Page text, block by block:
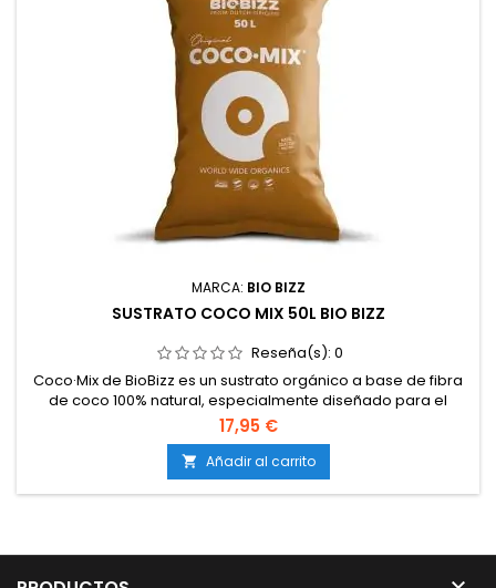
MARCA: BIO BIZZ
SUSTRATO COCO MIX 50L BIO BIZZ
Reseña(s): 0
Coco·Mix de BioBizz es un sustrato orgánico a base de fibra
de coco 100% natural, especialmente diseñado para el
cultivo de cannabis en interior y exterior. Se trata de una
alternativa ecológica a la turba tradicional, con
una estructura muy aireada y ligera, que permite una
excelente retención de agua y oxigenación de las raíces.
17,95 €
 Añadir al carrito